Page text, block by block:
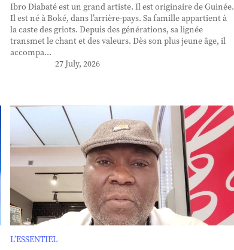
Ibro Diabaté est un grand artiste. Il est originaire de Guinée.
Il est né à Boké, dans l’arrière-pays. Sa famille appartient à
la caste des griots. Depuis des générations, sa lignée
transmet le chant et des valeurs. Dès son plus jeune âge, il
accompa...
27 July, 2026
L’ESSENTIEL